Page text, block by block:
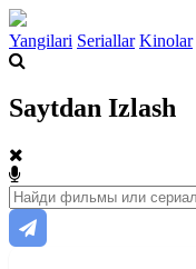
Yangilari Seriallar Kinolar
Saytdan Izlash